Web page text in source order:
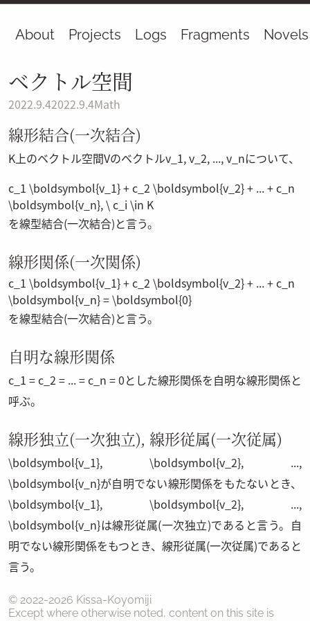
About Projects Logs Fragments Novels
ベクトル空間
2022.9.42022.9.4Math
線形結合(一次結合)
K上のベクトル空間Vのベクトルv_1, v_2, ..., v_nについて、
c_1 \boldsymbol{v_1} + c_2 \boldsymbol{v_2} + ... + c_n
\boldsymbol{v_n}, \ c_i \in K
を線型結合(一次結合)と言う。
線形関係(一次関係)
c_1 \boldsymbol{v_1} + c_2 \boldsymbol{v_2} + ... + c_n
\boldsymbol{v_n} = \boldsymbol{0}
を線型結合(一次結合)と言う。
自明な線形関係
c_1 = c_2 = ... = c_n = 0とした線形関係を自明な線形関係と
呼ぶ。
線形独立(一次独立), 線形従属(一次従属)
\boldsymbol{v_1}, \boldsymbol{v_2}, ...,
\boldsymbol{v_n}が自明でない線形関係をもたないとき、
\boldsymbol{v_1}, \boldsymbol{v_2}, ...,
\boldsymbol{v_n}は線形従属(一次独立)であると言う。自
明でない線形関係をもつとき、線形従属(一次従属)であると
言う。
© 2022-2026 Kissa-Koyomiji
Except where otherwise noted, content on this site is